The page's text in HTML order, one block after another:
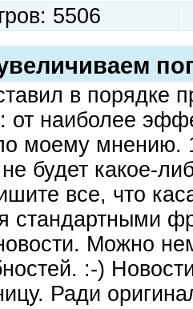
5506
в порядке
наиболее
моему мнению.
будет какое-
все, что
стандартными
Можно
:-)
Ради